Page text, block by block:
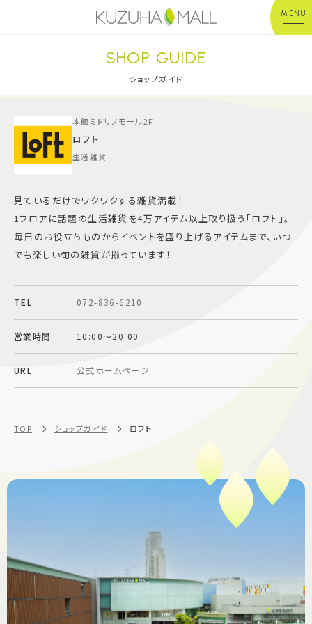
MENU
年中無休平 日：10:00~20:00
※店舗により異なる
ショップガイド
ショップニュース
イベント
キッズ＆ベビー
施設案内
アクセス＆駐車場
よくあるご質問
サイトマップ
Follow US
SHOP GUIDE
ショップガイド
本館ミドリノモール2F
ロフト
生活雑貨
見ているだけでワクワクする雑貨満載！
1フロアに話題の生活雑貨を4万アイテム以上取り扱う「ロフト」。
毎日のお役立ちものからイベントを盛り上げるアイテムまで、いつ
でも楽しい旬の雑貨が揃っています！
TEL 072-836-6210
営業時間 10:00～20:00
URL 公式ホームページ
TOP ショップガイド ロフト